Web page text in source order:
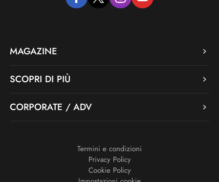
MAGAZINE
SCOPRI DI PIÙ
CORPORATE / ADV
Termini e condizioni
Privacy Policy
Cookie Policy